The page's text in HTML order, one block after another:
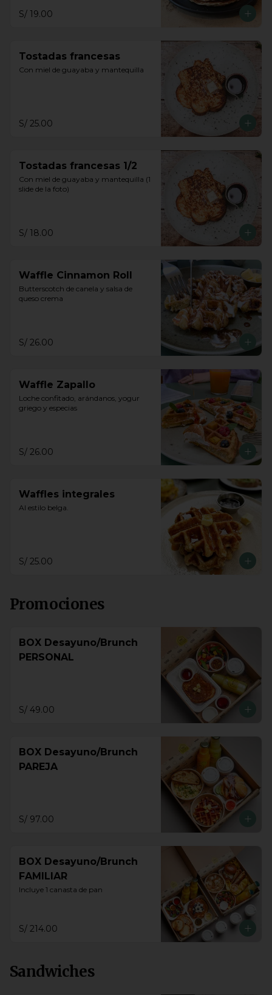
S/ 19.00
Tostadas francesas
Con miel de guayaba y mantequilla
S/ 25.00
Tostadas francesas 1/2
Con miel de guayaba y mantequilla (1
slide de la foto)
S/ 18.00
Waffle Cinnamon Roll
Butterscotch de canela y salsa de
queso crema
S/ 26.00
Waffle Zapallo
Loche confitado, arándanos, yogur
griego y especias
S/ 26.00
Waffles integrales
Al estilo belga.
S/ 25.00
Promociones
BOX Desayuno/Brunch
PERSONAL
S/ 49.00
BOX Desayuno/Brunch
PAREJA
S/ 97.00
BOX Desayuno/Brunch
FAMILIAR
Incluye 1 canasta de pan
S/ 214.00
Sandwiches